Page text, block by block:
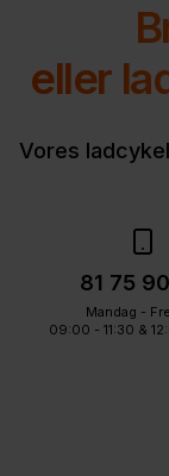
eller
Vores
81 75
Mandag -
09:00 - 11:30 &